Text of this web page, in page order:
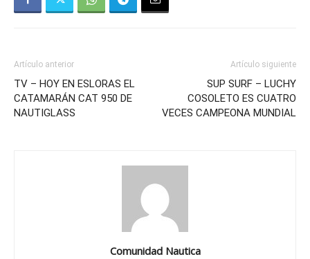
Artículo anterior
TV – HOY EN ESLORAS EL
CATAMARÁN CAT 950 DE
NAUTIGLASS
Artículo siguiente
SUP SURF – LUCHY
COSOLETO ES CUATRO
VECES CAMPEONA MUNDIAL
Comunidad Nautica